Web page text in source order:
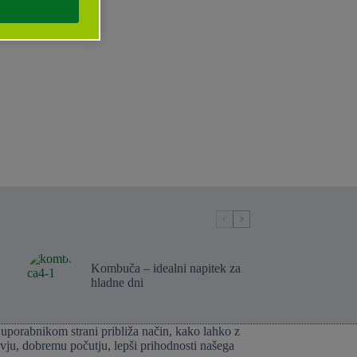
Kombuča – idealni napitek za
hladne dni
strani približa način, kako lahko z
dobremu počutju, lepši prihodnosti našega